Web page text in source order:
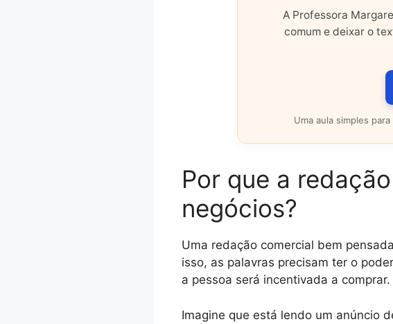
A Professora
comum e deixar o
Uma aula simples
Por que a
negócios?
Uma redação comercial bem
isso, as palavras precisam ter o
a pessoa será incentivada a comprar.
Imagine que está lendo um anúncio